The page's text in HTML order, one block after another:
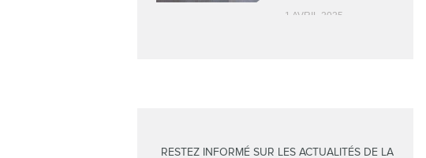
1 AVRIL 2025
RESTEZ INFORMÉ SUR LES ACTUALITÉS DE LA